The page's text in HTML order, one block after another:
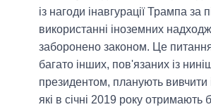
із нагоди інавгурації Трампа за
використанні іноземних
заборонено законом. Це
багато інших, пов'язаних із
президентом, планують вивчити
які в січні 2019 року отримають